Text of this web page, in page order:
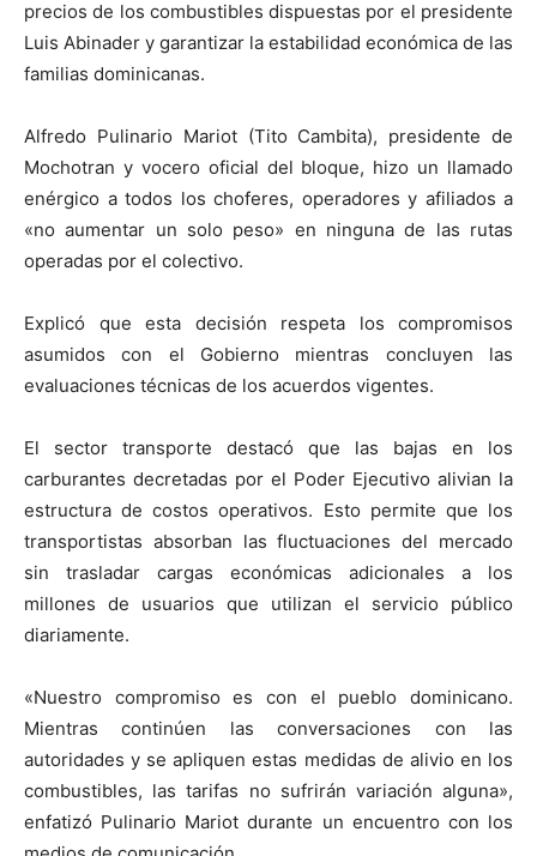
precios de los combustibles dispuestas por el presidente
Luis Abinader y garantizar la estabilidad económica de las
familias dominicanas.
Alfredo Pulinario Mariot (Tito Cambita), presidente de
Mochotran y vocero oficial del bloque, hizo un llamado
enérgico a todos los choferes, operadores y afiliados a
«no aumentar un solo peso» en ninguna de las rutas
operadas por el colectivo.
Explicó que esta decisión respeta los compromisos
asumidos con el Gobierno mientras concluyen las
evaluaciones técnicas de los acuerdos vigentes.
El sector transporte destacó que las bajas en los
carburantes decretadas por el Poder Ejecutivo alivian la
estructura de costos operativos. Esto permite que los
transportistas absorban las fluctuaciones del mercado
sin trasladar cargas económicas adicionales a los
millones de usuarios que utilizan el servicio público
diariamente.
«Nuestro compromiso es con el pueblo dominicano.
Mientras continúen las conversaciones con las
autoridades y se apliquen estas medidas de alivio en los
combustibles, las tarifas no sufrirán variación alguna»,
enfatizó Pulinario Mariot durante un encuentro con los